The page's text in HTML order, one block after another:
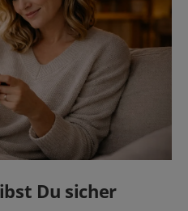
Du sicher